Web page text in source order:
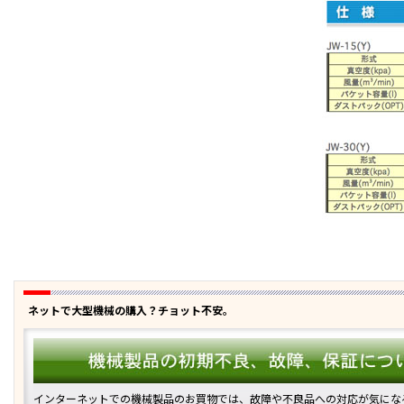
ネットで大型機械の購入？チョット不安。
インターネットでの機械製品のお買物では、故障や不良品への対応が気に